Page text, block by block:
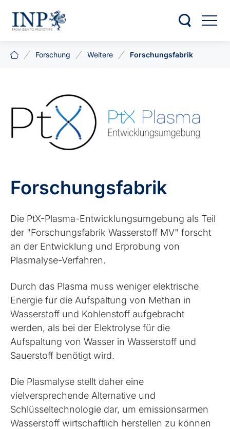
Forschung Weitere Forschungsfabrik
Forschungsfabrik
Die PtX-Plasma-Entwicklungsumgebung als Teil
der "Forschungsfabrik Wasserstoff MV" forscht
an der Entwicklung und Erprobung von
Plasmalyse-Verfahren.
Durch das Plasma muss weniger elektrische
Energie für die Aufspaltung von Methan in
Wasserstoff und Kohlenstoff aufgebracht
werden, als bei der Elektrolyse für die
Aufspaltung von Wasser in Wasserstoff und
Sauerstoff benötigt wird.
Die Plasmalyse stellt daher eine
vielversprechende Alternative und
Schlüsseltechnologie dar, um emissionsarmen
Wasserstoff wirtschaftlich herstellen zu können